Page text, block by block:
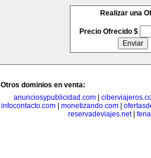
Realizar una
Precio Ofrecido $
Otros dominios en venta:
anunciosypublicidad.com|
infocontacto.com
monetizando.com
reservadeviajes.net|